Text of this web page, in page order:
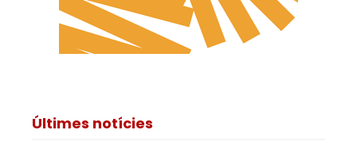
Últimes notícies